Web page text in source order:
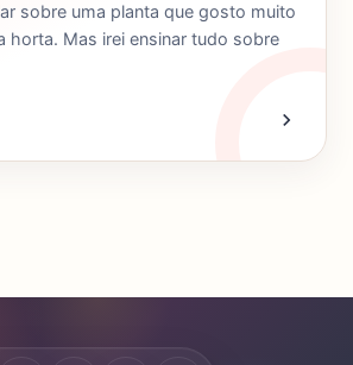
sobre uma planta que gosto muito
horta. Mas irei ensinar tudo sobre